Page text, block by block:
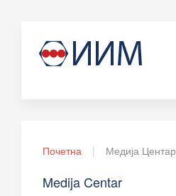
Почетна Медија Центар
Medija Centar